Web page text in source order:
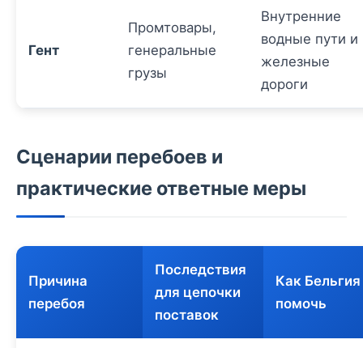
Гент
Промтовары,
генеральные
грузы
Внутренние
водные пути и
железные
дороги
Сценарии перебоев и
практические ответные меры
Причина
перебоя
Последствия
для цепочки
поставок
Как
помочь